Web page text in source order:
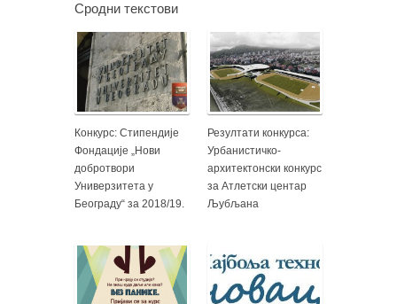
Сродни текстови
Конкурс: Стипендије
Фондације „Нови
добротвори
Универзитета у
Београду“ за 2018/19.
Резултати конкурса:
Урбанистичко-
архитектонски конкурс
за Атлетски центар
Љубљана